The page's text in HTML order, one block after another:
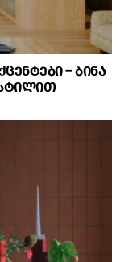
– ბინა
სტილით